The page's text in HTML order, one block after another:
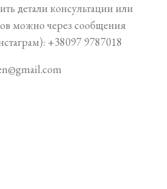
детали консультации или
можно через сообщения
+38097 9787018